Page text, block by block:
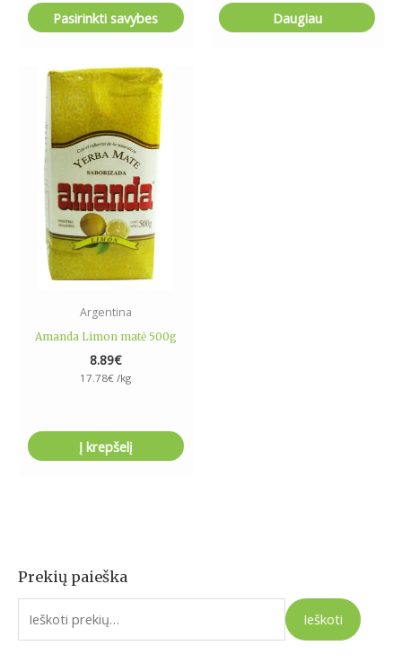
Prekių paieška
I
e
Ieškoti
Pasirinkti savybes Daugiau
Argentina
Amanda Limon matė 500g
8.89€
17.78€ /kg
Į krepšelį